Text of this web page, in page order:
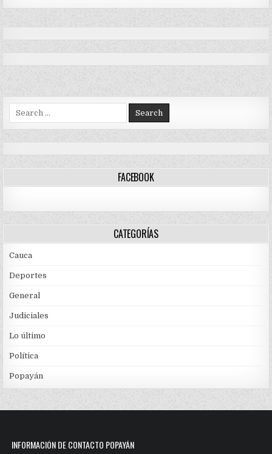
Search
for:
FACEBOOK
CATEGORÍAS
Cauca
Deportes
General
Judiciales
Lo último
Política
Popayán
INFORMACIÓN DE CONTACTO POPAYÁN